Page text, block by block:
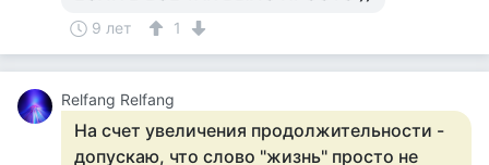
9 лет 1
Relfang Relfang
На счет увеличения продолжительности -
допускаю, что слово "жизнь" просто не